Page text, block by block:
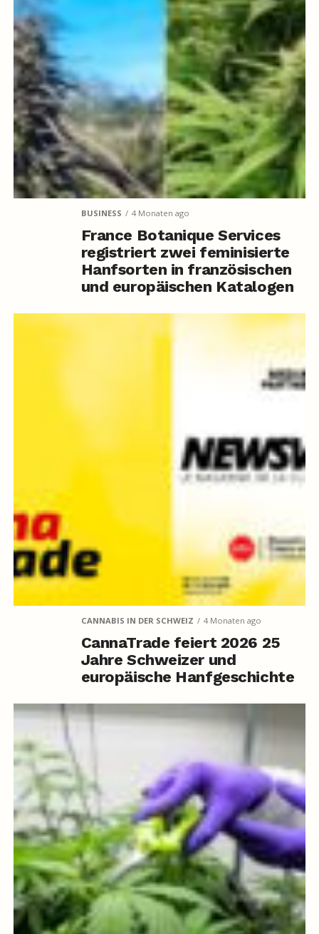
BUSINESS 4 Monaten ago
France Botanique Services
registriert zwei feminisierte
Hanfsorten in französischen
und europäischen Katalogen
CANNABIS IN DER SCHWEIZ 4 Monaten ago
CannaTrade feiert 2026 25
Jahre Schweizer und
europäische Hanfgeschichte